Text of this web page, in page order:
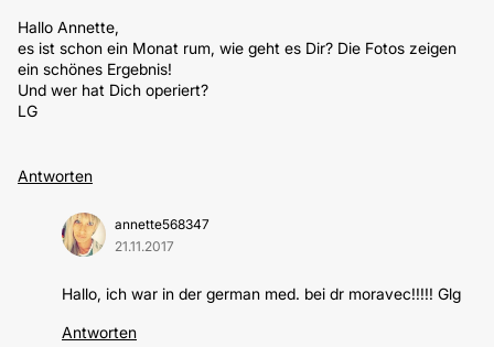
Hallo Annette,
es ist schon ein Monat rum, wie geht es Dir? Die Fotos zeigen
ein schönes Ergebnis!
Und wer hat Dich operiert?
LG
Antworten
annette568347
21.11.2017
Hallo, ich war in der german med. bei dr moravec!!!!! Glg
Antworten